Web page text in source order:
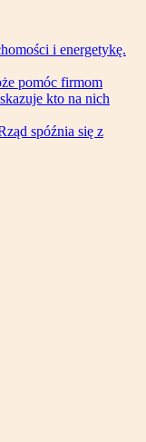
i energetykę.
pomóc firmom
kto na nich
spóźnia się z